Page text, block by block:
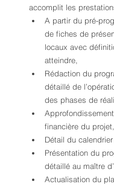
accomplit les
A partir du pré-
de fiches de
locaux avec
atteindre,
Rédaction du
détaillé de
des phases de
financière du projet,
Détail du
Présentation du
détaillé au maître
Actualisation du